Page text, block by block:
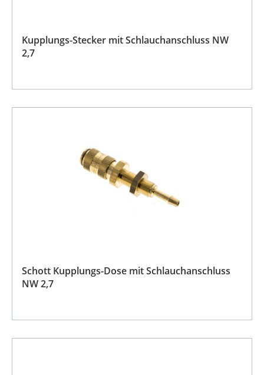
Kupplungs-Stecker mit Schlauchanschluss NW
2,7
Schott Kupplungs-Dose mit Schlauchanschluss
NW 2,7